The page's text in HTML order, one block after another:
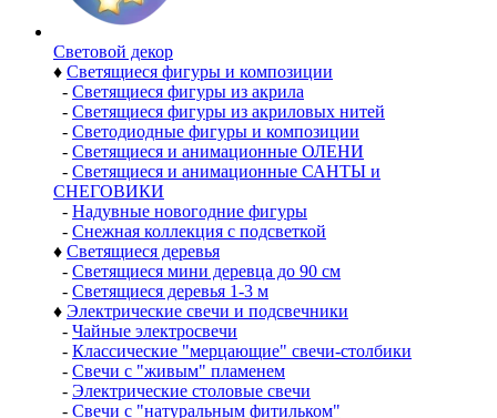
Световой декор
♦ Светящиеся фигуры и композиции
- Светящиеся фигуры из акрила
- Светящиеся фигуры из акриловых нитей
- Светодиодные фигуры и композиции
- Светящиеся и анимационные ОЛЕНИ
- Светящиеся и анимационные САНТЫ и
СНЕГОВИКИ
- Надувные новогодние фигуры
- Снежная коллекция с подсветкой
♦ Светящиеся деревья
- Светящиеся мини деревца до 90 см
- Светящиеся деревья 1-3 м
♦ Электрические свечи и подсвечники
- Чайные электросвечи
- Классические "мерцающие" свечи-столбики
- Свечи с "живым" пламенем
- Электрические столовые свечи
- Свечи с "натуральным фитильком"